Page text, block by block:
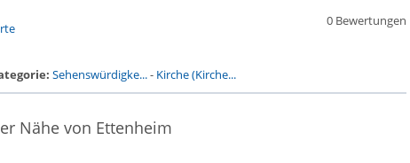
0 Bewertungen
Sehenswürdigke...- Kirche (Kirche...
Nähe von Ettenheim